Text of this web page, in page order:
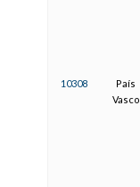
10308
País
Vasco